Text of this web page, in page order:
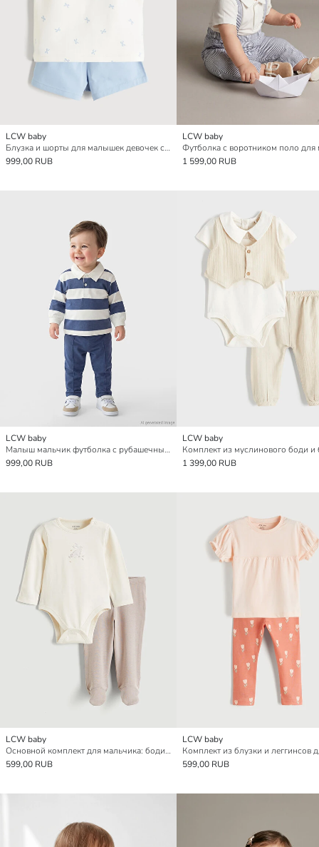
LCW baby
Блузка и шорты для малышек девочек с узором в виде банта и оборками
999,00 RUB
LCW baby
1 599,00 RUB
LCW baby
Малыш мальчик футболка с рубашечным воротником и брюки
999,00 RUB
LCW baby
1 399,00 RUB
LCW baby
Основной комплект для мальчика: боди на кнопках и штаны с ботильонами
599,00 RUB
LCW baby
599,00 RUB